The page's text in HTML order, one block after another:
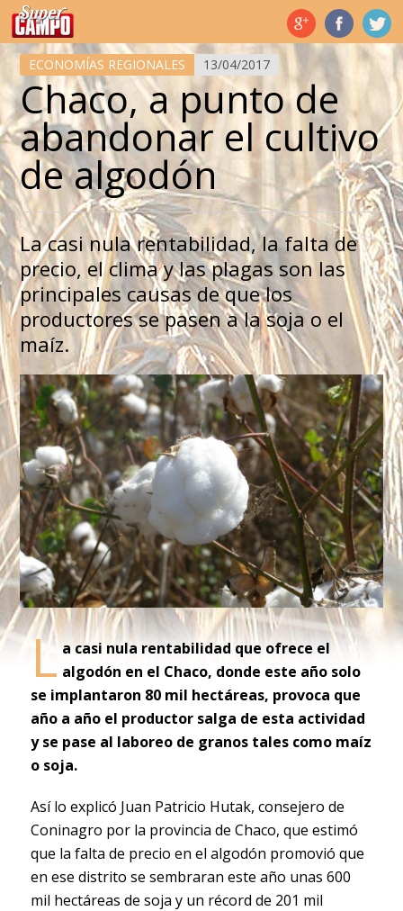
Temas de hoy
ECONOMÍAS REGIONALES 13/04/2017
Chaco, a punto de
abandonar el cultivo
de algodón
La casi nula rentabilidad, la falta de
precio, el clima y las plagas son las
principales causas de que los
productores se pasen a la soja o el
maíz.
L a casi nula rentabilidad que ofrece el
algodón en el Chaco, donde este año solo
se implantaron 80 mil hectáreas, provoca que
año a año el productor salga de esta actividad
y se pase al laboreo de granos tales como maíz
o soja.
Así lo explicó Juan Patricio Hutak, consejero de
Coninagro por la provincia de Chaco, que estimó
que la falta de precio en el algodón promovió que
en ese distrito se sembraran este año unas 600
mil hectáreas de soja y un récord de 201 mil